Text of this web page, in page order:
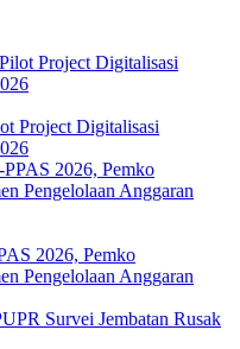
Project Digitalisasi
2026, Pemko
Pengelolaan Anggaran